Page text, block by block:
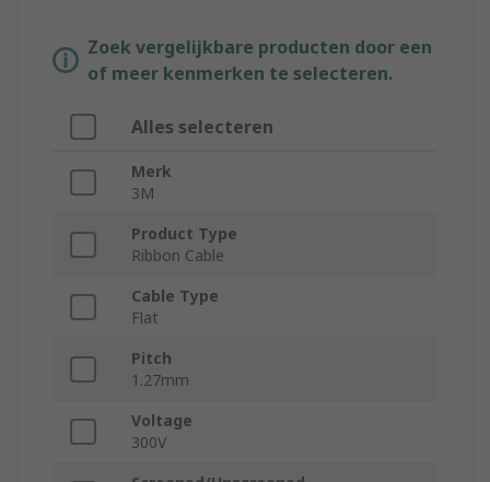
Zoek vergelijkbare producten door een
of meer kenmerken te selecteren.
Alles selecteren
Merk
3M
Product Type
Ribbon Cable
Cable Type
Flat
Pitch
1.27mm
Voltage
300V